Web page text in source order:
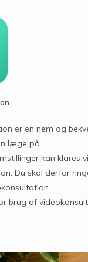
er en nem og
læge på.
kan klares
Du skal derfor
brug af